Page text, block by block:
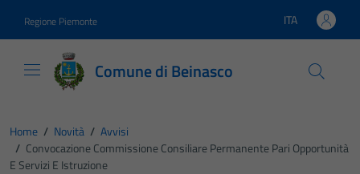
Regione Piemonte Lingua attiva:
ITA
Comune di Beinasco
Home / Novità / Avvisi
/ Convocazione Commissione Consiliare Permanente Pari Opportunità
E Servizi E Istruzione